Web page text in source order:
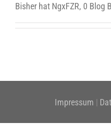
Bisher hat NgxFZR, 0 Blog
Impressum |